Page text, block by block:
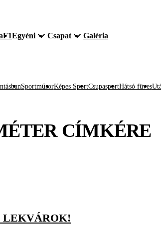
F1Egyéni Csapat Galéria
SportműsorKépes SportCsupasportHátsó füves
CÍMKÉRE
LEKVÁROK!